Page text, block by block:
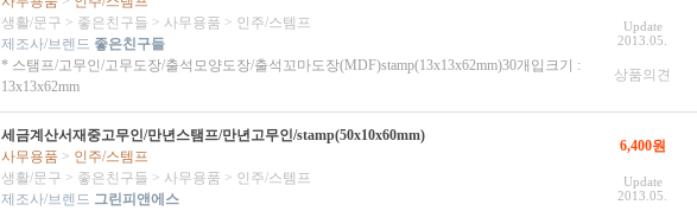
생활/문구 > 좋은친구들 > 사무용품 > 인주/스템프
제조사/브렌드 좋은친구들
* 스탬프/고무인/고무도장/출석모양도장/출석꼬마도장(MDF)stamp(13x13x62mm)30개입크기 :
13x13x62mm
Update
2013.05.
상품의견
세금계산서재중고무인/만년스탬프/만년고무인/stamp(50x10x60mm)
사무용품 > 인주/스템프
생활/문구 > 좋은친구들 > 사무용품 > 인주/스템프
제조사/브렌드 그린피앤에스
6,400원
Update
2013.05.